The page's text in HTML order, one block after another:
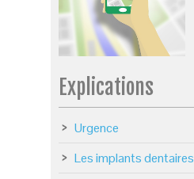
Explications
Urgence
Les implants dentaires